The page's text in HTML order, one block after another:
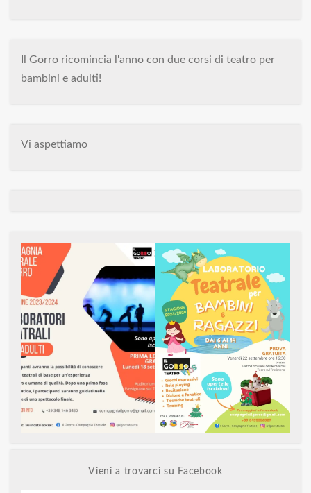
Il Gorro ricomincia l'anno con due corsi di teatro per
bambini e adulti!
Vi aspettiamo
Vieni a trovarci su Facebook